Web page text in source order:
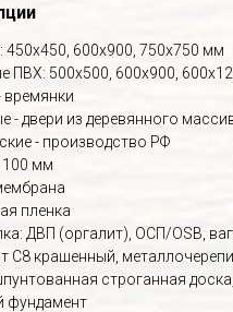
450х450, 600х900, 750х750 мм
ПВХ: 500х500, 600х900,
времянки
- двери из деревянного
- производство РФ
100 мм
пленка
ДВП (оргалит), ОСП/OSB,
С8 крашенный,
строганная
фундамент